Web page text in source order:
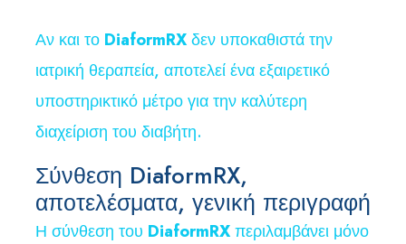
Αν και το DiaformRXδεν υποκαθιστά την
ιατρική θεραπεία, αποτελεί ένα εξαιρετικό
υποστηρικτικό μέτρο για την καλύτερη
διαχείριση του διαβήτη.
Σύνθεση DiaformRX,
αποτελέσματα, γενική περιγραφή
Η σύνθεση του DiaformRXπεριλαμβάνει μόνο